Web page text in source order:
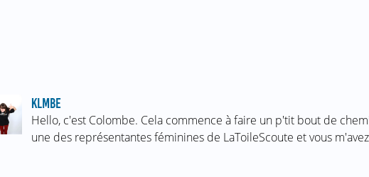
KLMBE
Hello, c'est Colombe. Cela commence à faire un p'tit bout de
une des représentantes féminines de LaToileScoute et vous